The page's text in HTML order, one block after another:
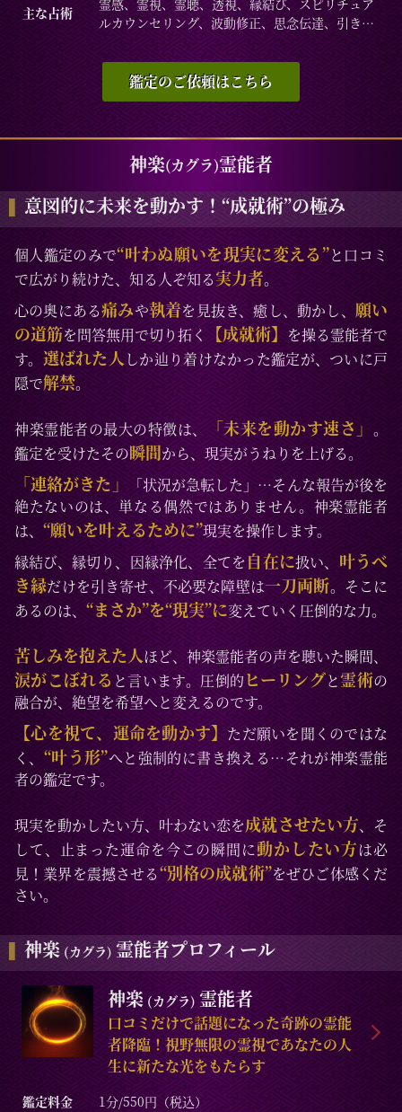
育、介護、引っ越し、仕事全般、適職、経営、進
路、人間関係、相性、ママ友、相手の気持ち、人
生相談、開運、運勢、健康、金銭、動物、失せ
物、故人、心霊相談など/家族問題、親子、育児、
教育、介護、引っ越し、仕事全般、適職、進路、
人間関係、相性、ママ友、相手の気持ち、人生相
談、開運、運勢、健康、金銭、動物、失せ物、故
人など
主な占術
霊感、霊視、霊聴、透視、縁結び、スピリチュア
ルカウンセリング、波動修正、思念伝達、引き寄
せ、ヒーリング、レイキ、霊障、供養、交信、故
人との対話、ペットとの対話、異次元へのワープ
など
鑑定のご依頼はこちら
神楽(カグラ)霊能者
意図的に未来を動かす！“成就術”の極み
個人鑑定のみで“叶わぬ願いを現実に変える”と口コミ
で広がり続けた、知る人ぞ知る実力者。
心の奥にある痛みや執着を見抜き、癒し、動かし、 願い
の道筋を問答無用で切り拓く 【成就術】 を操る霊能者で
す。 選ばれた人しか辿り着けなかった鑑定が、ついに戸
隠で解禁。
神楽霊能者の最大の特徴は、 「未来を動かす速さ」。
鑑定を受けたその瞬間から、現実がうねりを上げる。
「連絡がきた」 「状況が急転した」…そんな報告が後を
絶たないのは、単なる偶然ではありません。神楽霊能者
は、 “願いを叶えるために”現実を操作します。
縁結び、縁切り、因縁浄化、全てを自在に扱い、 叶うべ
き縁だけを引き寄せ、不必要な障壁は一刀両断。そこに
あるのは、“まさか”を“現実”に変えていく圧倒的な力。
苦しみを抱えた人ほど、神楽霊能者の声を聴いた瞬間、
涙がこぼれると言います。圧倒的ヒーリングと霊術の
融合が、絶望を希望へと変えるのです。
【心を視て、運命を動かす】ただ願いを聞くのではな
く、“叶う形”へと強制的に書き換える…それが神楽霊能
者の鑑定です。
現実を動かしたい方、叶わない恋を成就させたい方、そ
して、止まった運命を今この瞬間に動かしたい方は必
見！業界を震撼させる“別格の成就術”をぜひご体感くだ
さい。
神楽 (カグラ)霊能者プロフィール
神楽 (カグラ)霊能者
口コミだけで話題になった奇跡の霊能
者降臨！視野無限の霊視であなたの人
生に新たな光をもたらす
鑑定料金
1分/550円（税込）